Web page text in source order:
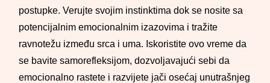
postupke. Verujte svojim instinktima dok se nosite sa
potencijalnim emocionalnim izazovima i tražite
ravnotežu između srca i uma. Iskoristite ovo vreme da
se bavite samorefleksijom, dozvoljavajući sebi da
emocionalno rastete i razvijete jači osećaj unutrašnjeg